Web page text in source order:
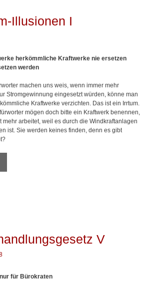
Illusionen I
herkömmliche Kraftwerke nie ersetzen
werden
machen uns weis, wenn immer mehr
Stromgewinnung eingesetzt würden, könne man
Kraftwerke verzichten. Das ist ein Irrtum.
mögen doch bitte ein Kraftwerk benennen,
mehr arbeitet, weil es durch die Windkraftanlagen
ist. Sie werden keines finden, denn es gibt
u
V
für Bürokraten